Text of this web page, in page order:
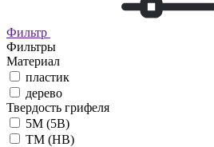
Фильтр
Фильтры
Материал
пластик
дерево
Твердость грифеля
5М (5B)
ТМ (HB)